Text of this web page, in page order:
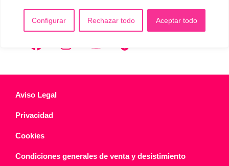
Configurar Rechazar todo Aceptar todo
Email :contacto@femivoz.es
Aviso Legal
Privacidad
Cookies
Condiciones generales de venta y desistimiento